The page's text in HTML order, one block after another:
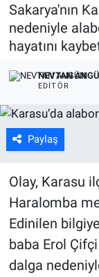
Sakarya'nın
nedeniyle
hayatını
NEVTAN
EDITÖR
Paylaş
Olay, Karasu
Haralomba
Edinilen
baba Erol
dalga